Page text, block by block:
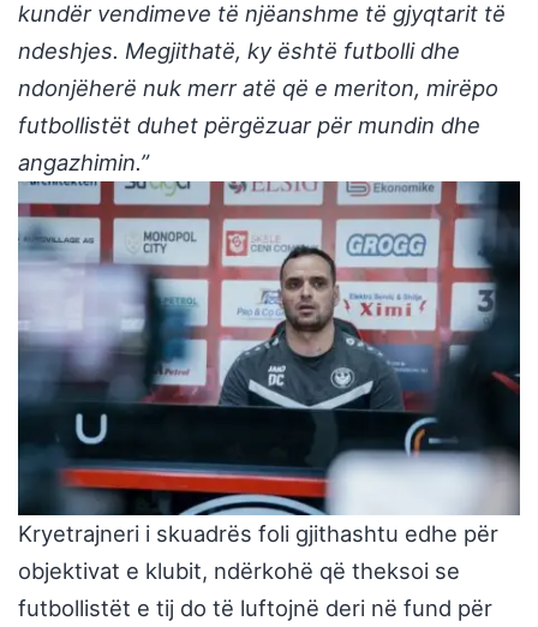
kundër vendimeve të njëanshme të gjyqtarit të
ndeshjes. Megjithatë, ky është futbolli dhe
ndonjëherë nuk merr atë që e meriton, mirëpo
futbollistët duhet përgëzuar për mundin dhe
angazhimin.”
Kryetrajneri i skuadrës foli gjithashtu edhe për
objektivat e klubit, ndërkohë që theksoi se
futbollistët e tij do të luftojnë deri në fund për